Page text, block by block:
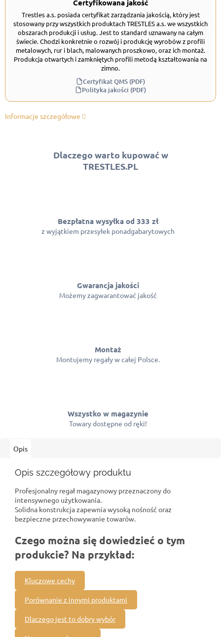
Certyfikowana jakość
Trestles a.s. posiada certyfikat zarządzania jakością, który jest
stosowany przy wszystkich produktach TRESTLES a.s. we wszystkich
obszarach produkcji i usług. Jest to standard uznawany na całym
świecie. Chodzi konkretnie o rozwój i produkcję wyrobów z profili
metalowych, rur i blach, malowanych proszkowo, oraz ich montaż.
Produkcja otwartych i zamkniętych profili metodą kształtowania na
zimno.
Certyfikat QMS (PDF)
Polityka jakości (PDF)
Informacje szczegółowe
Dlaczego warto kupować w
TRESTLES.PL
Bezpłatna wysyłka od 333 zł
z wyjątkiem przesyłek ponadgabarytowych
Gwarancja jakości
Możemy zagwarantować jakość
Montaż
Montujemy regały w całej Polsce.
Wszystko w magazynie
Towary dostępne od ręki!
Opis
Opis szczegółowy produktu
Profesjonalny regał magazynowy przeznaczony do
intensywnego użytkowania.
Solidna konstrukcja zapewnia wysoką nośność oraz
bezpieczne przechowywanie towarów.
Czego można się dowiedzieć o tym
produkcie? Na przykład:
Kluczowe cechy
Porównanie z innymi produktami
Dlaczego jest to dobry wybór